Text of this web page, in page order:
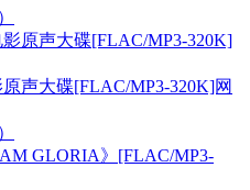
声大碟[FLAC/MP3-320K]网